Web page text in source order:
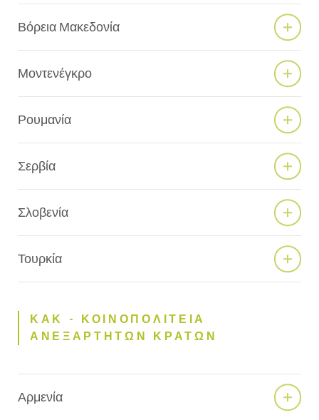
Βόρεια Μακεδονία
Μοντενέγκρο
Ρουμανία
Σερβία
Σλοβενία
Τουρκία
ΚΑΚ - ΚΟΙΝΟΠΟΛΙΤΕΙΑ
ΑΝΕΞΑΡΤΗΤΩΝ ΚΡΑΤΩΝ
Αρμενία